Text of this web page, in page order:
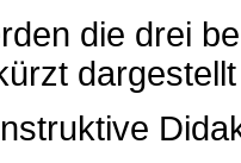
die drei